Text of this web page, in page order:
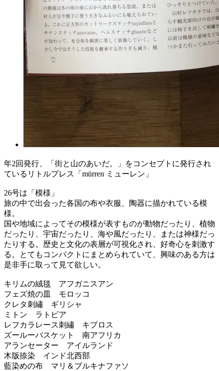
年2回発行、「街と山のあいだ。」をコンセプトに発行され
ているリトルプレス「mürren ミューレン」
26号は「模様」
旅の中で出会った各国の布や衣服、陶器に描かれている模
様。
国や地域によってその模様が表すものが動物だったり、植物
だったり、宇宙だったり、海や風だったり、または神様だっ
たりする。歴史と文化の表層が可視化され、好奇心を刺激す
る。とてもコンパクトにまとめられていて、興味のある方は
是非手に取って見て欲しい。
キリムの絨毯 アフガニスアン
フェズ焼の皿 モロッコ
クレタ刺繡 ギリシャ
ミトン ラトビア
レフカラレース刺繡 キプロス
ズールーバスケット 南アフリカ
アランセーター アイルランド
木版捺染 インド北西部
藍染めの布 マリ＆ブルキナファソ